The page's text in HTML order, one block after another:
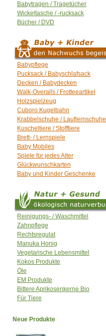
Babytragen / Tragetücher
Wickeltasche / -rucksack
Bücher / DVD
Babypflege
Pucksack / Babyschlafsack
Decken / Babydecken
Walk-Overalls / Frotteeartikel
Holzspielzeug
Cuboro Kugelbahn
Krabbelschuhe / Lauflernschuhe
Kuscheltiere / Stofftiere
Brett- / Lernspiele
Baby Mobiles
Spiele für jedes Alter
Glückwunschkarten
Baby und Kinder Geschenke
Reinigungs- / Waschmittel
Zahnpflege
Rechtsregulat
Manuka Honig
Vegetarische Lebensmittel
Kokos Produkte
Öle
EM Produkte
Bittere Aprikosenkerne Bio
Für Tiere
Neue Produkte